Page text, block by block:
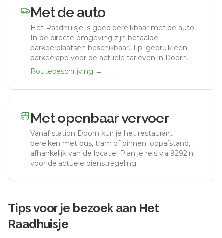
Met de auto
Het Raadhuisje is goed bereikbaar met de auto.
In de directe omgeving zijn betaalde
parkeerplaatsen beschikbaar. Tip: gebruik een
parkeerapp voor de actuele tarieven in Doorn.
Routebeschrijving →
Met openbaar vervoer
Vanaf station Doorn kun je het restaurant
bereiken met bus, tram of binnen loopafstand,
afhankelijk van de locatie. Plan je reis via 9292.nl
voor de actuele dienstregeling.
Tips voor je bezoek aan Het
Raadhuisje